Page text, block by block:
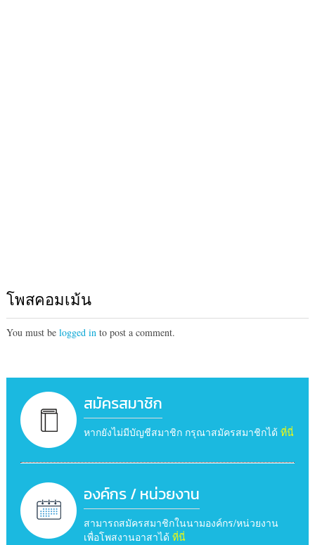
โพสคอมเม้น
You must be logged into post a comment.
สมัครสมาชิก
หากยังไม่มีบัญชีสมาชิก กรุณาสมัครสมาชิกได้ ที่นี่
องค์กร / หน่วยงาน
สามารถสมัครสมาชิกในนามองค์กร/หน่วยงาน
เพื่อโพสงานอาสาได้ ที่นี่